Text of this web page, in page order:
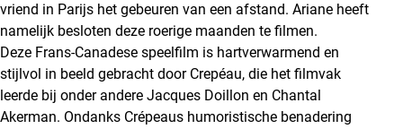
vriend in Parijs het gebeuren van een afstand. Ariane heeft
namelijk besloten deze roerige maanden te filmen.
Deze Frans-Canadese speelfilm is hartverwarmend en
stijlvol in beeld gebracht door Crepéau, die het filmvak
leerde bij onder andere Jacques Doillon en Chantal
Akerman. Ondanks Crépeaus humoristische benadering